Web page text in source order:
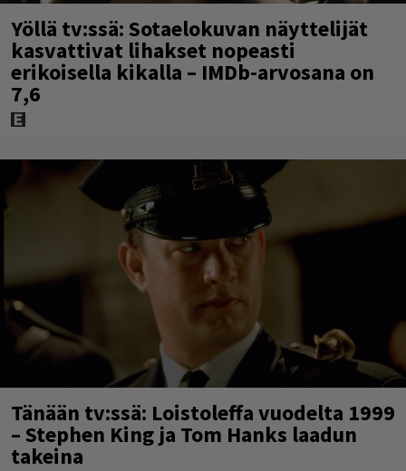
Yöllä tv:ssä: Sotaelokuvan näyttelijät
kasvattivat lihakset nopeasti
erikoisella kikalla – IMDb-arvosana on
7,6
Tänään tv:ssä: Loistoleffa vuodelta 1999
– Stephen King ja Tom Hanks laadun
takeina